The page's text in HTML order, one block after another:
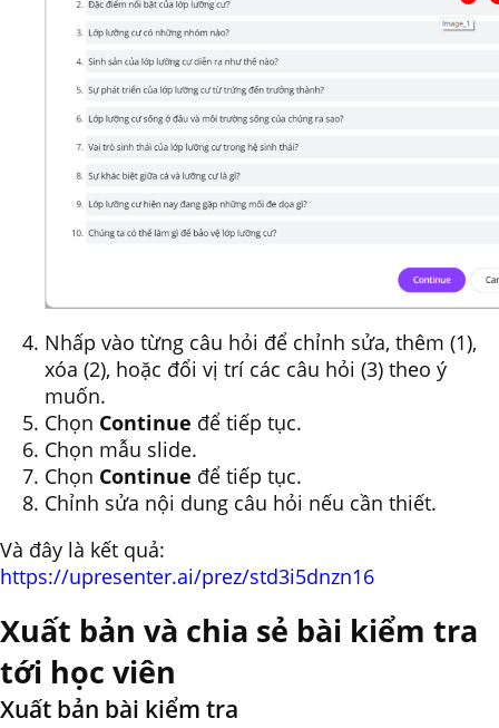
Nhấp vào từng câu hỏi để chỉnh sửa, thêm (1),
xóa (2), hoặc đổi vị trí các câu hỏi (3) theo ý
muốn.
Chọn Continue để tiếp tục.
Chọn mẫu slide.
Chọn Continue để tiếp tục.
Chỉnh sửa nội dung câu hỏi nếu cần thiết.
Và đây là kết quả:
https://upresenter.ai/prez/std3i5dnzn16
Xuất bản và chia sẻ bài kiểm tra
tới học viên
Xuất bản bài kiểm tra